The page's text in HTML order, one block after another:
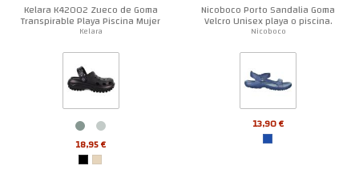
Kelara K42002 Zueco de Goma
Transpirable Playa Piscina Mujer
Kelara
18,95 €
Nicoboco Porto Sandalia Goma
Velcro Unisex playa o piscina.
Nicoboco
13,90 €